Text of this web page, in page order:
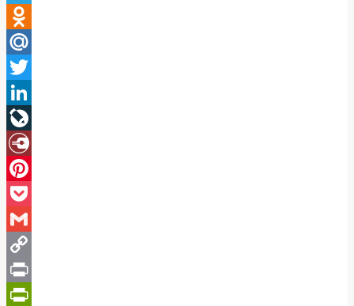
Telegram
Odnoklassniki
Mail.Ru
Twitter
LinkedIn
LiveJournal
Diary.Ru
Pinterest
Pocket
Gmail
Copy
Link
Print